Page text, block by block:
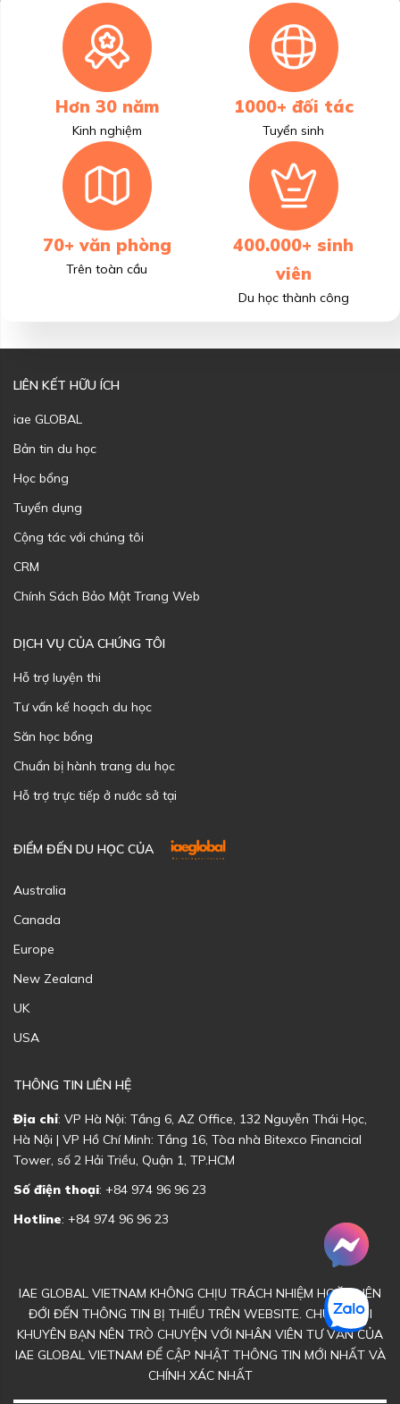
Hơn 30 năm
Kinh nghiệm
1000+ đối tác
Tuyển sinh
70+ văn phòng
Trên toàn cầu
400.000+ sinh
viên
Du học thành công
LIÊN KẾT HỮU ÍCH
iae GLOBAL
Bản tin du học
Học bổng
Tuyển dụng
Cộng tác với chúng tôi
CRM
Chính Sách Bảo Mật Trang Web
DỊCH VỤ CỦA CHÚNG TÔI
Hỗ trợ luyện thi
Tư vấn kế hoạch du học
Săn học bổng
Chuẩn bị hành trang du học
Hỗ trợ trực tiếp ở nước sở tại
ĐIỂM ĐẾN DU HỌC CỦA
Australia
Canada
Europe
New Zealand
UK
USA
THÔNG TIN LIÊN HỆ
Địa chỉ: VP Hà Nội: Tầng 6, AZ Office, 132 Nguyễn Thái Học,
Hà Nội | VP Hồ Chí Minh: Tầng 16, Tòa nhà Bitexco Financial
Tower, số 2 Hải Triều, Quận 1, TP.HCM
Số điện thoại: +84 974 96 96 23
Hotline: +84 974 96 96 23
IAE GLOBAL VIETNAM KHÔNG CHỊU TRÁCH NHIỆM HOẶC LIÊN
ĐỚI ĐẾN THÔNG TIN BỊ THIẾU TRÊN WEBSITE. CHÚNG TÔI
KHUYÊN BẠN NÊN TRÒ CHUYỆN VỚI NHÂN VIÊN TƯ VẤN CỦA
IAE GLOBAL VIETNAM ĐỂ CẬP NHẬT THÔNG TIN MỚI NHẤT VÀ
CHÍNH XÁC NHẤT